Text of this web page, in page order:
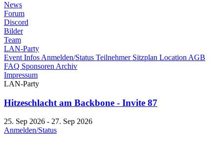
News
Forum
Discord
Bilder
Team
LAN-Party
Event Infos Anmelden/Status Teilnehmer Sitzplan Location AGB
FAQ Sponsoren Archiv
Impressum
LAN-Party
Hitzeschlacht am Backbone - Invite 87
25. Sep 2026 - 27. Sep 2026
Anmelden/Status